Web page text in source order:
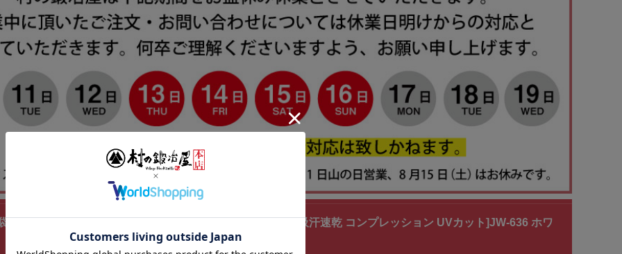
夏用アームカバー シュラグ[一体型アームカバー 接触冷感 吸汗速乾 コンプレッション UVカット]JW-636 ホワ